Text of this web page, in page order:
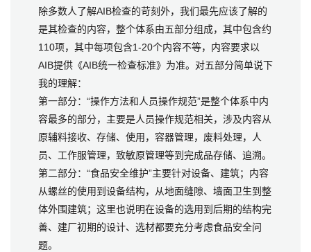
除多数人了解AIB检查的苛刻外，我们最先应该了解的
是其检查的内容，整个体系由五部分组成，其中包含约
110项，其中每项包含1-20个内容不等，内容要求以
AIB提供《AIB统一检查标准》为准。对五部分简单说下
我的理解：
第一部分：“操作方法和人员操作规范”是整个体系中内
容最多的部分，主要是人员操作规范相关，涉及内容从
原辅料接收、存储、使用，容器管理，废料处理，人
员、工作服管理，致敏原管理等到完成品存储、追溯。
第二部分：“食品安全维护”主要针对设备、建筑；内容
从螺丝的使用到设备结构，从地面缝隙、墙面卫生到整
体外围建筑；这里也说明在设备的选用到后期的结构完
善、建厂初期的设计、选材都要充分考虑食品安全问
题。